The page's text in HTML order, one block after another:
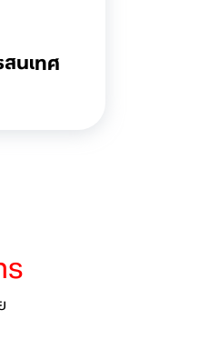
นเทศ